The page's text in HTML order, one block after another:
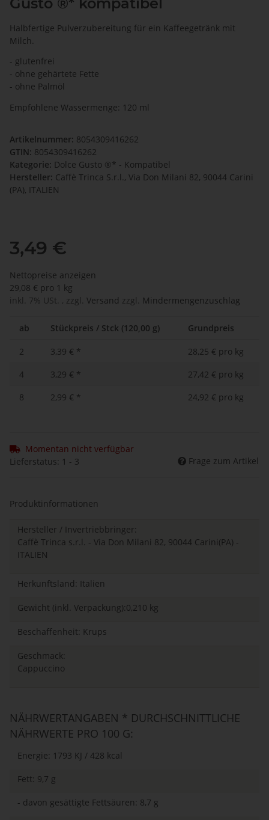
Halbfertige Pulverzubereitung für ein Kaffeegetränk mit
Milch.
- glutenfrei
- ohne gehärtete Fette
- ohne Palmöl
Empfohlene Wassermenge: 120 ml
Artikelnummer: 8054309416262
GTIN: 8054309416262
Kategorie: Dolce Gusto ®* - Kompatibel
Hersteller: Caffè Trinca S.r.l., Via Don Milani 82, 90044 Carini
(PA), ITALIEN
3,49 €
Nettopreise anzeigen
29,08 € pro 1 kg
inkl. 7% USt. , zzgl. Versand zzgl. Mindermengenzuschlag
ab Stückpreis / Stck (120,00 g) Grundpreis
2 3,39 € *
28,25 € pro kg
4
3,29 € *
27,42 € pro kg
8
2,99 € * 24,92 € pro kg
Momentan nicht verfügbar
Lieferstatus: 1 - 3
Frage zum Artikel
Produktinformationen
Hersteller / Invertriebbringer:
Caffè Trinca s.r.l. - Via Don Milani 82, 90044 Carini(PA) -
ITALIEN
Herkunftsland: Italien
Gewicht (inkl. Verpackung):0,210 kg
Beschaffenheit: Krups
Geschmack:
Cappuccino
NÄHRWERTANGABEN * DURCHSCHNITTLICHE
NÄHRWERTE PRO 100 G:
Energie: 1793 KJ / 428 kcal
Fett: 9,7 g
- davon gesättigte Fettsäuren: 8,7 g